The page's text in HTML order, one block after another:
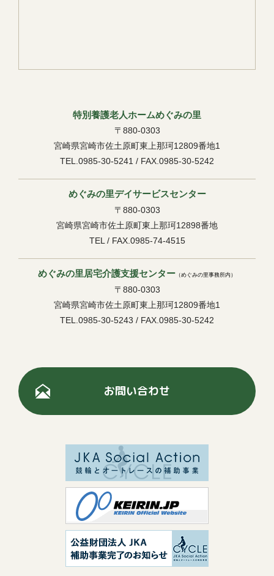
特別養護老人ホームめぐみの里
〒880-0303
宮崎県宮崎市佐土原町東上那珂12809番地1
TEL.0985-30-5241 / FAX.0985-30-5242
めぐみの里デイサービスセンター
〒880-0303
宮崎県宮崎市佐土原町東上那珂12898番地
TEL / FAX.0985-74-4515
めぐみの里居宅介護支援センター （めぐみの里事務所内）
〒880-0303
宮崎県宮崎市佐土原町東上那珂12809番地1
TEL.0985-30-5243 / FAX.0985-30-5242
お問い合わせ